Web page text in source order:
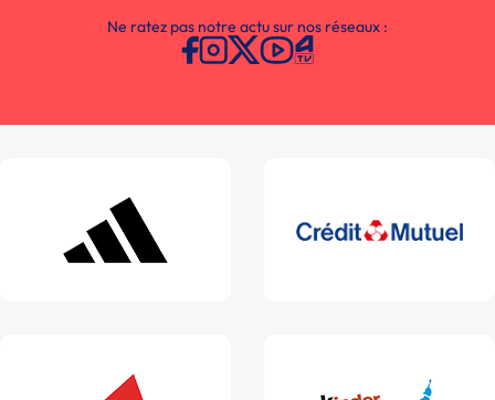
Ne ratez pas notre actu sur nos réseaux :